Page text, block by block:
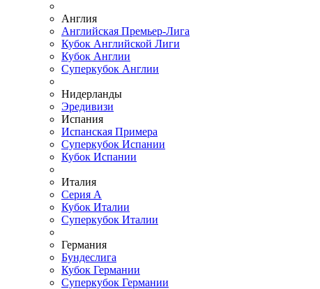
Англия
Английская Премьер-Лига
Кубок Английской Лиги
Кубок Англии
Суперкубок Англии
Нидерланды
Эредивизи
Испания
Испанская Примера
Суперкубок Испании
Кубок Испании
Италия
Серия А
Кубок Италии
Суперкубок Италии
Германия
Бундеслига
Кубок Германии
Суперкубок Германии